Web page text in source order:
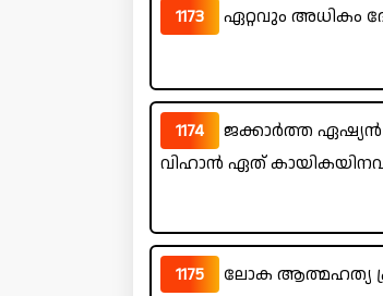
1173 ഏറ്റവും അധികം
1174
ജക്കാർത്ത ഏഷ്യൻ
വിഹാൻ ഏത്
1175 ലോക ആത്മഹത്യ